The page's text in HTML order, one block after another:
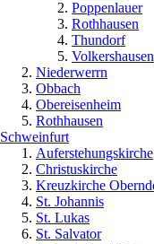
Poppenlauer
Rothhausen
Thundorf
Volkershausen
Niederwerrn
Obbach
Obereisenheim
Rothhausen
Schweinfurt
Auferstehungskirche
Christuskirche
Kreuzkirche
St. Johannis
St. Lukas
St. Salvator